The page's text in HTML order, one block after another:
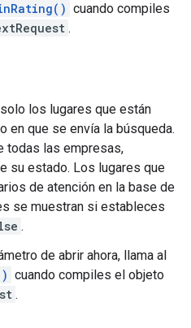
cuando compiles
.
los lugares que están
en que se envía la búsqueda.
todas las empresas,
su estado. Los lugares que
de atención en la base de
se muestran si estableces
.
de abrir ahora, llama al
cuando compiles el objeto
.